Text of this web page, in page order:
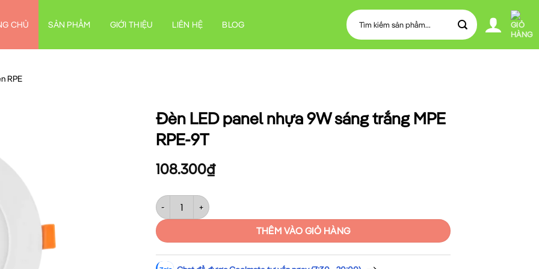
CHỦ SẢN PHẨM GIỚI THIỆU LIÊN HỆ BLOG
Tìm
kiếm:
RPE
Đèn LED panel nhựa 9W sáng trắng MPE
RPE-9T
108.300₫
Đèn LED panel nhựa 9W sáng trắng MPE RPE-9T số lượng
THÊM VÀO GIỎ HÀNG